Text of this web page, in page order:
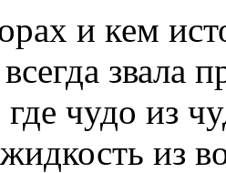
и кем
звала
чудо из
из